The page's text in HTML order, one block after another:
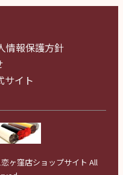
情報保護方針
サイト
ヶ窪店ショップサイト All